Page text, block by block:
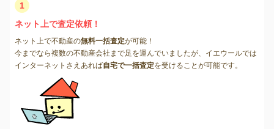
1
ネット上で査定依頼！
ネット上で不動産の無料一括査定が可能！
今までなら複数の不動産会社まで足を運んでいましたが、イエウールでは
インターネットさえあれば自宅で一括査定を受けることが可能です。